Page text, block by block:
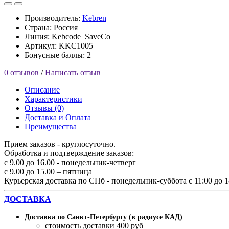
Производитель: Kebren
Страна: Россия
Линия: Kebcode_SaveCo
Артикул: KKC1005
Бонусные баллы: 2
0 отзывов /Написать отзыв
Описание
Характеристики
Отзывы (0)
Доставка и Оплата
Преимущества
Прием заказов - круглосуточно.
Обработка и подтверждение заказов:
с 9.00 до 16.00 - понедельник-четверг
с 9.00 до 15.00 – пятница
Курьерская доставка по СПб - понедельник-суббота с 11:00 до
ДОСТАВКА
Доставка по Санкт-Петербургу (в радиусе КАД)
стоимость доставки 400 руб